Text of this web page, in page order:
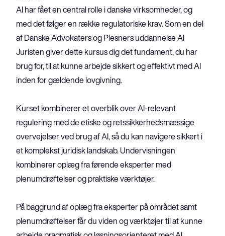
AI har fået en central rolle i danske virksomheder, og
med det følger en række regulatoriske krav. Som en del
af Danske Advokaters og Plesners uddannelse AI
Juristen giver dette kursus dig det fundament, du har
brug for, til at kunne arbejde sikkert og effektivt med AI
inden for gældende lovgivning.
Kurset kombinerer et overblik over AI-relevant
regulering med de etiske og retssikkerhedsmæssige
overvejelser ved brug af AI, så du kan navigere sikkert i
et komplekst juridisk landskab. Undervisningen
kombinerer oplæg fra førende eksperter med
plenumdrøftelser og praktiske værktøjer.
På baggrund af oplæg fra eksperter på området samt
plenumdrøftelser får du viden og værktøjer til at kunne